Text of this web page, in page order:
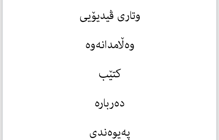
وتاری ڤیدیۆیی
وەڵامدانەوە
کتێب
دەربارە
پەیوەندی